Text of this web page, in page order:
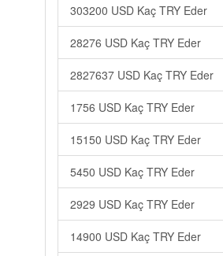
303200 USD Kaç TRY Eder
28276 USD Kaç TRY Eder
2827637 USD Kaç TRY Eder
1756 USD Kaç TRY Eder
15150 USD Kaç TRY Eder
5450 USD Kaç TRY Eder
2929 USD Kaç TRY Eder
14900 USD Kaç TRY Eder